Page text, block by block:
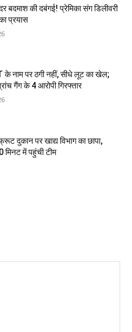
बदमाश की दबंगई! प्रेमिका संग डिलीवरी
प्रयास
के नाम पर ठगी नहीं, सीधे लूट का खेल;
गैंग के 4 आरोपी गिरफ्तार
दुकान पर खाद्य विभाग का छापा,
मिनट में पहुंची टीम